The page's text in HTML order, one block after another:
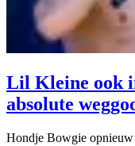
Lil Kleine ook
absolute
Hondje Bowgie opnieuw